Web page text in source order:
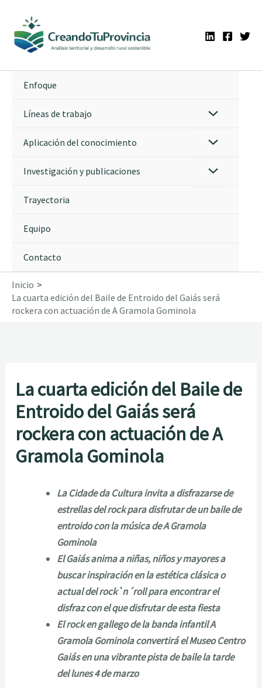
contenido
Enfoque
Líneas de trabajo
Aplicación del conocimiento
Investigación y publicaciones
Trayectoria
Equipo
Contacto
Inicio
La cuarta edición del Baile de Entroido del Gaiás será
rockera con actuación de A Gramola Gominola
La cuarta edición del Baile de
Entroido del Gaiás será
rockera con actuación de A
Gramola Gominola
La Cidade da Cultura invita a disfrazarse de
estrellas del rock para disfrutar de un baile de
entroido con la música de A Gramola
Gominola
El Gaiás anima a niñas, niños y mayores a
buscar inspiración en la estética clásica o
actual del rock`n´roll para encontrar el
disfraz con el que disfrutar de esta fiesta
El rock en gallego de la banda infantil A
Gramola Gominola convertirá el Museo Centro
Gaiás en una vibrante pista de baile la tarde
del lunes 4 de marzo